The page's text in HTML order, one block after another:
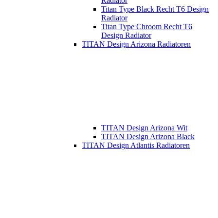
Titan Type Black Recht T6 Design
Radiator
Titan Type Chroom Recht T6
Design Radiator
TITAN Design Arizona Radiatoren
TITAN Design Arizona Wit
TITAN Design Arizona Black
TITAN Design Atlantis Radiatoren